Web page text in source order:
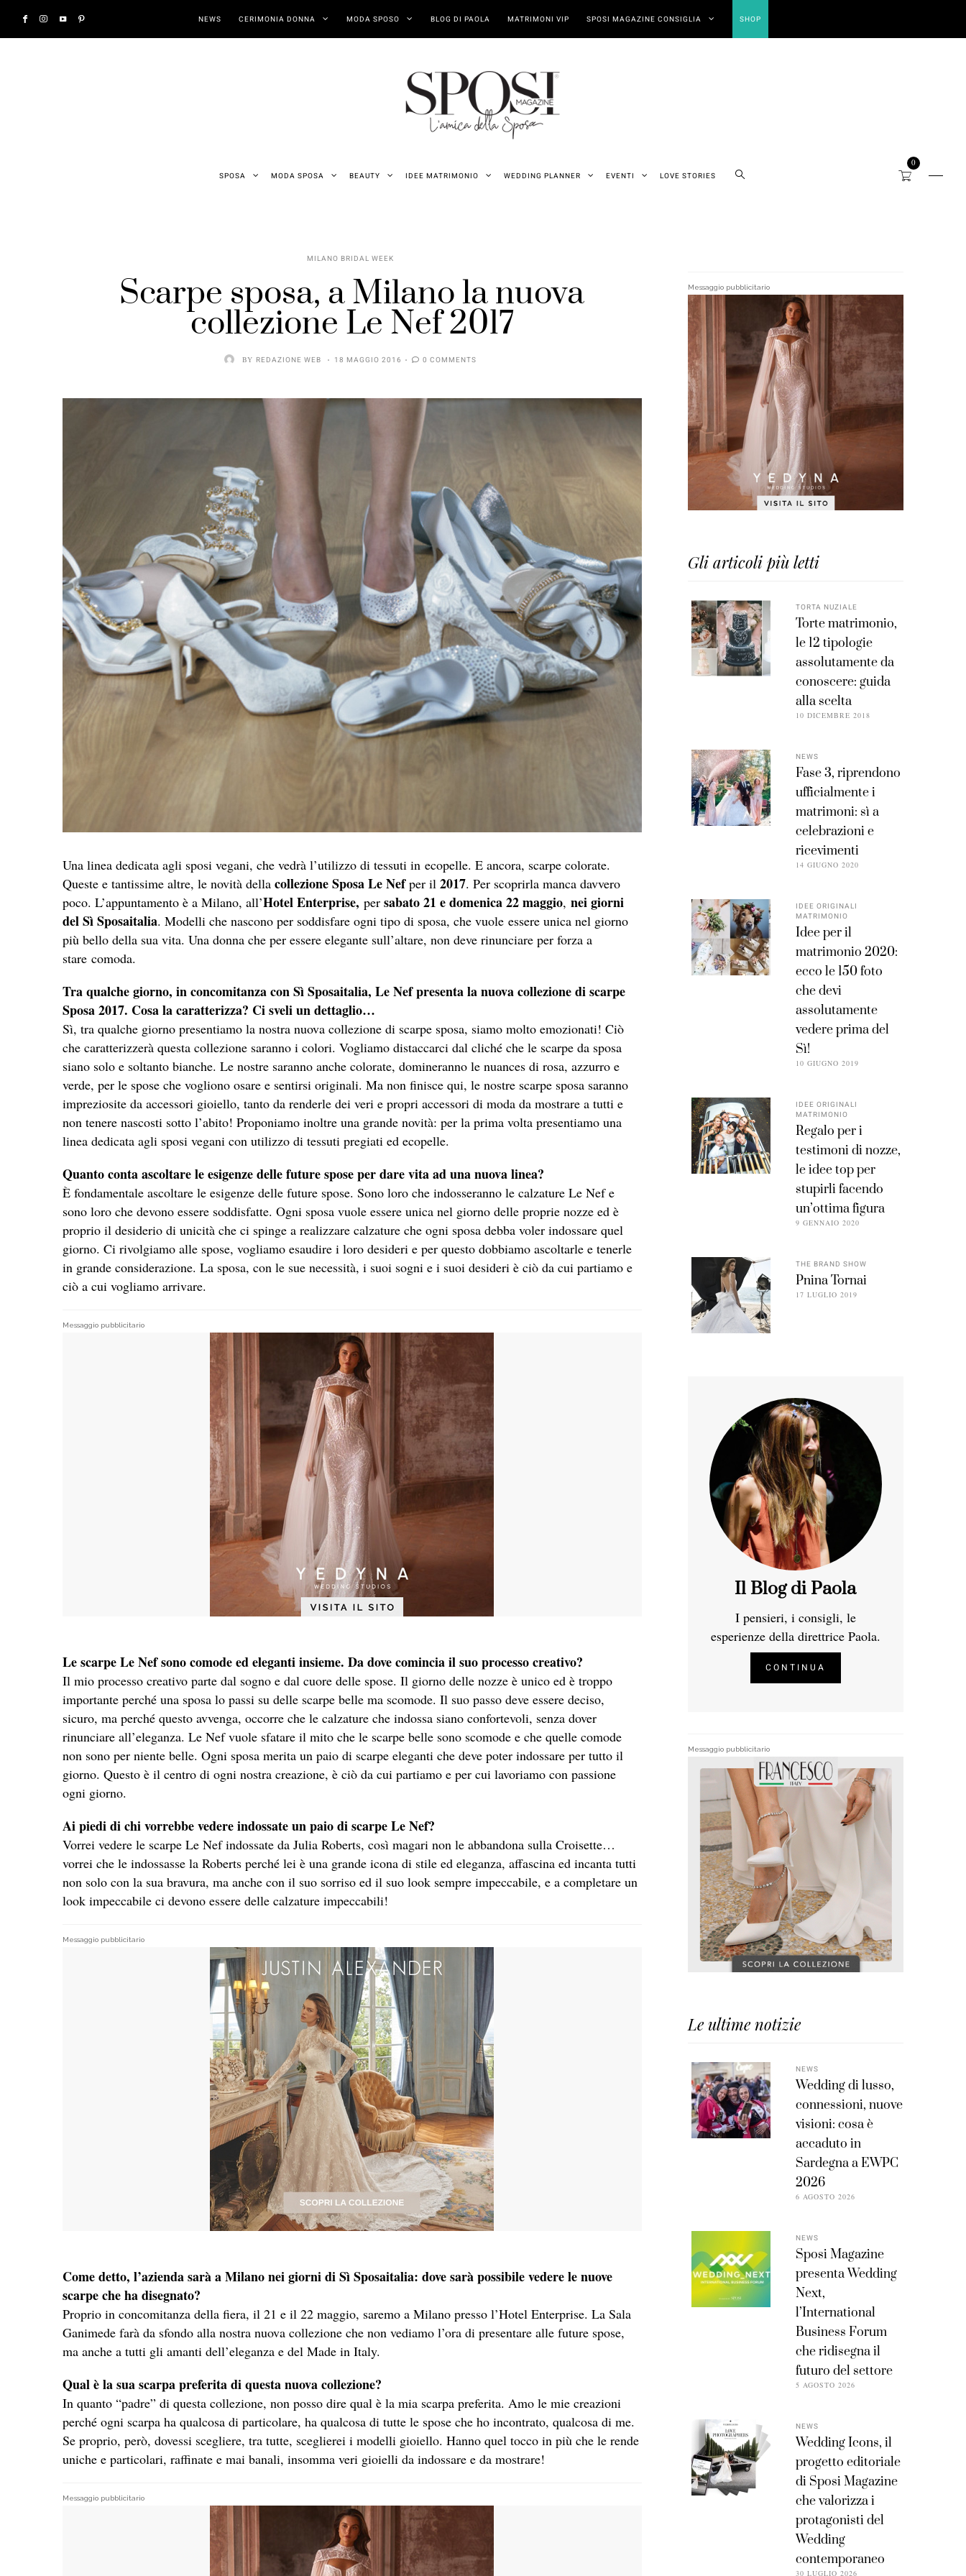
NEWS CERIMONIA DONNA MODA SPOSO BLOG DI PAOLA MATRIMONI VIP SPOSI MAGAZINE CONSIGLIA SHOP
SPOSA MODA SPOSA BEAUTY IDEE MATRIMONIO WEDDING PLANNER EVENTI LOVE STORIES
0
MILANO BRIDAL WEEK
Scarpe sposa, a Milano la nuova
collezione Le Nef 2017
BY REDAZIONE WEB 18 MAGGIO 2016 0 COMMENTS
Una linea dedicata agli sposi vegani, che vedrà l’utilizzo di tessuti in ecopelle. E ancora, scarpe colorate.
Queste e tantissime altre, le novità della collezione Sposa Le Nefper il 2017. Per scoprirla manca davvero
poco. L’appuntamento è a Milano, all’Hotel Enterprise, per sabato 21 e domenica 22 maggio, nei giorni
del Sì Sposaitalia. Modelli che nascono per soddisfare ogni tipo di sposa, che vuole essere unica nel giorno
più bello della sua vita. Una donna che per essere elegante sull’altare, non deve rinunciare per forza a
stare comoda.
Tra qualche giorno, in concomitanza con Sì Sposaitalia, Le Nef presenta la nuova collezione di scarpe
Sposa 2017. Cosa la caratterizza? Ci sveli un dettaglio…
Sì, tra qualche giorno presentiamo la nostra nuova collezione di scarpe sposa, siamo molto emozionati! Ciò
che caratterizzerà questa collezione saranno i colori. Vogliamo distaccarci dal cliché che le scarpe da sposa
siano solo e soltanto bianche. Le nostre saranno anche colorate, domineranno le nuances di rosa, azzurro e
verde, per le spose che vogliono osare e sentirsi originali. Ma non finisce qui, le nostre scarpe sposa saranno
impreziosite da accessori gioiello, tanto da renderle dei veri e propri accessori di moda da mostrare a tutti e
non tenere nascosti sotto l’abito! Proponiamo inoltre una grande novità: per la prima volta presentiamo una
linea dedicata agli sposi vegani con utilizzo di tessuti pregiati ed ecopelle.
Quanto conta ascoltare le esigenze delle future spose per dare vita ad una nuova linea?
È fondamentale ascoltare le esigenze delle future spose. Sono loro che indosseranno le calzature Le Nef e
sono loro che devono essere soddisfatte. Ogni sposa vuole essere unica nel giorno delle proprie nozze ed è
proprio il desiderio di unicità che ci spinge a realizzare calzature che ogni sposa debba voler indossare quel
giorno. Ci rivolgiamo alle spose, vogliamo esaudire i loro desideri e per questo dobbiamo ascoltarle e tenerle
in grande considerazione. La sposa, con le sue necessità, i suoi sogni e i suoi desideri è ciò da cui partiamo e
ciò a cui vogliamo arrivare.
Messaggio pubblicitario
Le scarpe Le Nef sono comode ed eleganti insieme. Da dove comincia il suo processo creativo?
Il mio processo creativo parte dal sogno e dal cuore delle spose. Il giorno delle nozze è unico ed è troppo
importante perché una sposa lo passi su delle scarpe belle ma scomode. Il suo passo deve essere deciso,
sicuro, ma perché questo avvenga, occorre che le calzature che indossa siano confortevoli, senza dover
rinunciare all’eleganza. Le Nef vuole sfatare il mito che le scarpe belle sono scomode e che quelle comode
non sono per niente belle. Ogni sposa merita un paio di scarpe eleganti che deve poter indossare per tutto il
giorno. Questo è il centro di ogni nostra creazione, è ciò da cui partiamo e per cui lavoriamo con passione
ogni giorno.
Ai piedi di chi vorrebbe vedere indossate un paio di scarpe Le Nef?
Vorrei vedere le scarpe Le Nef indossate da Julia Roberts, così magari non le abbandona sulla Croisette…
vorrei che le indossasse la Roberts perché lei è una grande icona di stile ed eleganza, affascina ed incanta tutti
non solo con la sua bravura, ma anche con il suo sorriso ed il suo look sempre impeccabile, e a completare un
look impeccabile ci devono essere delle calzature impeccabili!
Messaggio pubblicitario
Come detto, l’azienda sarà a Milano nei giorni di Sì Sposaitalia: dove sarà possibile vedere le nuove
scarpe che ha disegnato?
Proprio in concomitanza della fiera, il 21 e il 22 maggio, saremo a Milano presso l’Hotel Enterprise. La Sala
Ganimede farà da sfondo alla nostra nuova collezione che non vediamo l’ora di presentare alle future spose,
ma anche a tutti gli amanti dell’eleganza e del Made in Italy.
Qual è la sua scarpa preferita di questa nuova collezione?
In quanto “padre” di questa collezione, non posso dire qual è la mia scarpa preferita. Amo le mie creazioni
perché ogni scarpa ha qualcosa di particolare, ha qualcosa di tutte le spose che ho incontrato, qualcosa di me.
Se proprio, però, dovessi scegliere, tra tutte, sceglierei i modelli gioiello. Hanno quel tocco in più che le rende
uniche e particolari, raffinate e mai banali, insomma veri gioielli da indossare e da mostrare!
Messaggio pubblicitario
Messaggio pubblicitario
Gli articoli più letti
TORTA NUZIALE
Torte matrimonio,
le 12 tipologie
assolutamente da
conoscere: guida
alla scelta
10 DICEMBRE 2018
NEWS
Fase 3, riprendono
ufficialmente i
matrimoni: sì a
celebrazioni e
ricevimenti
14 GIUGNO 2020
IDEE ORIGINALI
MATRIMONIO
Idee per il
matrimonio 2020:
ecco le 150 foto
che devi
assolutamente
vedere prima del
Sì!
10 GIUGNO 2019
IDEE ORIGINALI
MATRIMONIO
Regalo per i
testimoni di nozze,
le idee top per
stupirli facendo
un’ottima figura
9 GENNAIO 2020
THE BRAND SHOW
Pnina Tornai
17 LUGLIO 2019
Il Blog di Paola
I pensieri, i consigli, le
esperienze della direttrice Paola.
CONTINUA
Messaggio pubblicitario
Le ultime notizie
NEWS
Wedding di lusso,
connessioni, nuove
visioni: cosa è
accaduto in
Sardegna a EWPC
2026
6 AGOSTO 2026
NEWS
Sposi Magazine
presenta Wedding
Next,
l’International
Business Forum
che ridisegna il
futuro del settore
5 AGOSTO 2026
NEWS
Wedding Icons, il
progetto editoriale
di Sposi Magazine
che valorizza i
protagonisti del
Wedding
contemporaneo
30 LUGLIO 2026